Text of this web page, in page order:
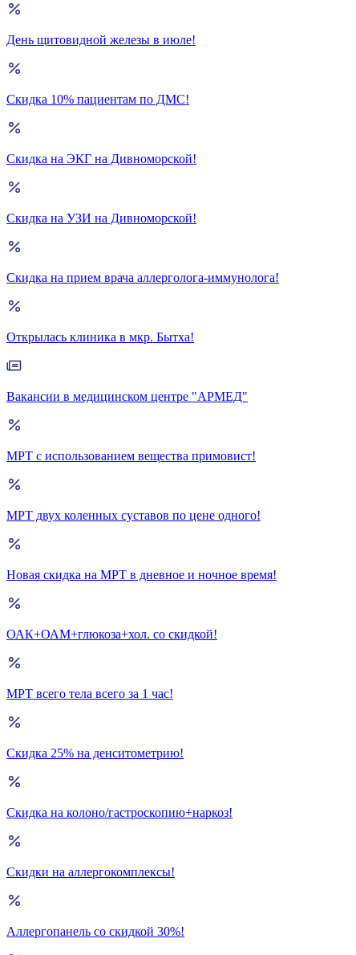
День щитовидной железы в июле!
Скидка 10% пациентам по ДМС!
Скидка на ЭКГ на Дивноморской!
Скидка на УЗИ на Дивноморской!
Скидка на прием врача аллерголога-иммунолога!
Открылась клиника в мкр. Бытха!
Вакансии в медицинском центре "АРМЕД"
МРТ с использованием вещества примовист!
МРТ двух коленных суставов по цене одного!
Новая скидка на МРТ в дневное и ночное время!
ОАК+ОАМ+глюкоза+хол. со скидкой!
МРТ всего тела всего за 1 час!
Скидка 25% на денситометрию!
Скидка на колоно/гастроскопию+наркоз!
Скидки на аллергокомплексы!
Аллергопанель со скидкой 30%!